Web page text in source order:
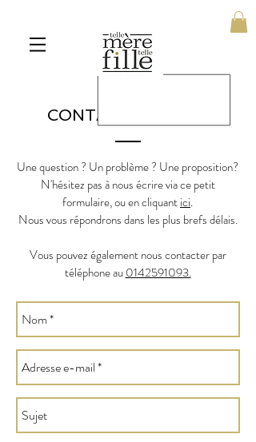
CONTACTEZ-NOUS
Une question ? Un problème ? Une proposition?
N'hésitez pas à nous écrire via ce petit
formulaire, ou en cliquantici.
Nous vous répondrons dans les plus brefs délais.
Vous pouvez également nous contacter par
téléphone au0142591093.